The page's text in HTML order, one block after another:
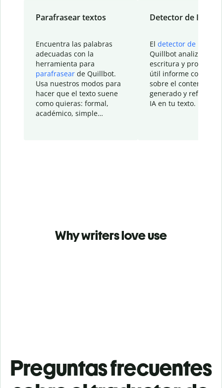
Parafrasear textos
Encuentra las palabras
adecuadas con la
herramienta para
parafrasear de Quillbot.
Usa nuestros modos para
hacer que el texto suene
como quieras: formal,
académico, simple…
Detector de IA
El detector de IA
Quillbot analiza tu
escritura y
útil informe con
sobre el contenido
generado y refinado
IA en tu texto.
Why writers love use
Preguntas frecuentes